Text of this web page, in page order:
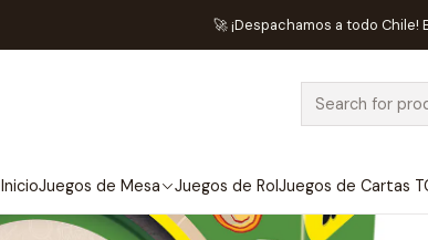
InicioJuegos de Mesa Juegos de RolJuegos de Cartas
🚀 ¡Despachamos a todo Chile!
Home Juegos de